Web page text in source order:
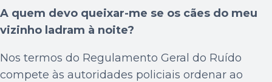
A quem devo queixar-me se os cães do meu
vizinho ladram à noite?
Nos termos do Regulamento Geral do Ruído
compete às autoridades policiais ordenar ao